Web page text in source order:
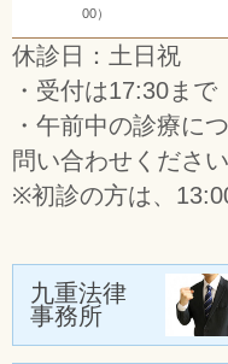
休診日：土日祝
・受付は17:30まで
・午前中の診療に
問い合わせください
※初診の方は、
00）
九重法律
事務所